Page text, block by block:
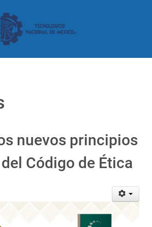
nuevos principios
Código de Ética